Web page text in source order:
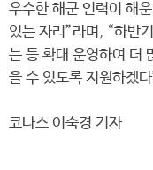
우수한 해군 인력이 해
있는 자리”라며, “하반
는 등 확대 운영하여 더
을 수 있도록 지원하겠
코나스 이숙경 기자